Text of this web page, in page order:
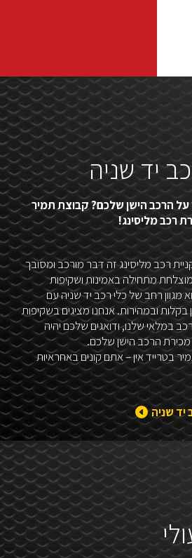
יד שניה
על הרכב הישן שלכם? קבוצת תמיר
רכב מליסינג!
רכב מליסינג זה דבר מורכב ומסובך
מתחילה באמינות ושקיפות
מגוון רחב של כלי רכב יד שניה עם
ובמהירות. אנחנו מציגים בשקיפות
במלאי שלנו, ודואגים שלכם יהיה
הרכב הישן שלכם.
בטרייד אין – אתם קונים באחראיות
יד שניה